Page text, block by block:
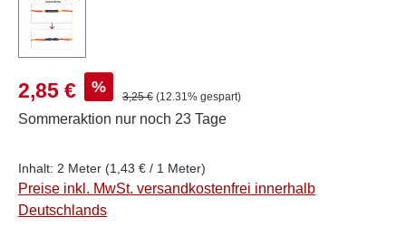
Verkaufspreis:
2,85 € % Regulärer Preis:
3,25 € (12.31% gespart)
Sommeraktion nur noch 23 Tage
Inhalt: 2 Meter (1,43 € / 1 Meter)
Preise inkl. MwSt. versandkostenfrei innerhalb
Deutschlands